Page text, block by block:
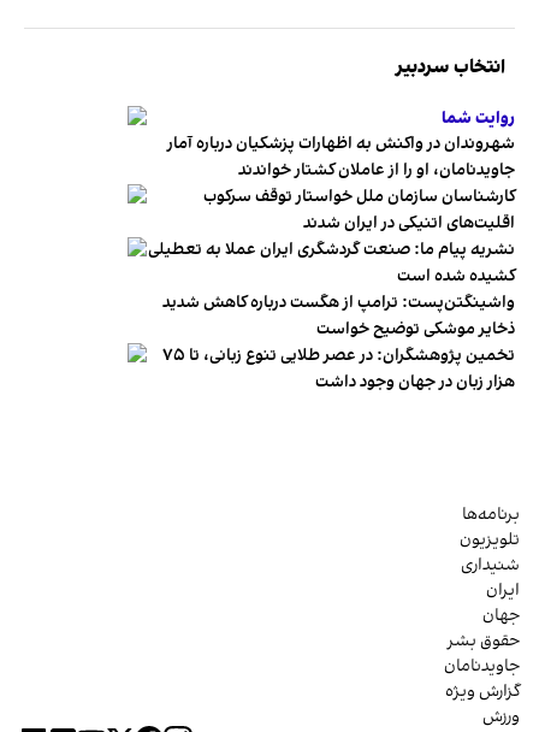
انتخاب سردبیر
روایت شما
شهروندان در واکنش به اظهارات پزشکیان درباره آمار
جاویدنامان، او را از عاملان کشتار خواندند
کارشناسان سازمان ملل خواستار توقف سرکوب
اقلیت‌های اتنیکی در ایران شدند
نشریه پیام ما: صنعت گردشگری ایران عملا به تعطیلی
کشیده شده است
واشینگتن‌پست: ترامپ از هگست درباره کاهش شدید
ذخایر موشکی توضیح خواست
تخمین پژوهشگران: در عصر طلایی تنوع زبانی، تا ۷۵
هزار زبان در جهان وجود داشت
برنامه‌ها
تلویزیون
شنیداری
ایران
جهان
حقوق بشر
جاویدنامان
گزارش ویژه
ورزش